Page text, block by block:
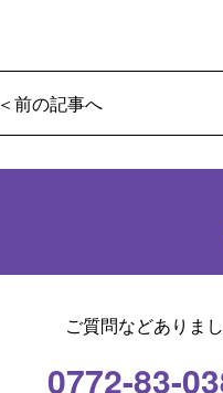
＜前の記事へ
ご質問などありま
0772-83-